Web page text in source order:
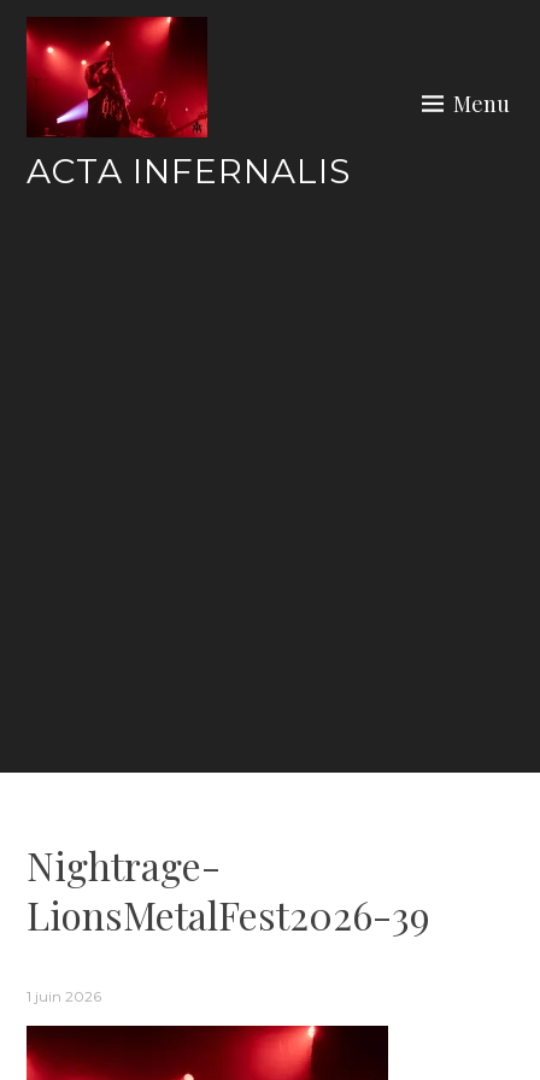
Skip
content
ACTA INFERNALIS
Menu
Nightrage-
LionsMetalFest2026-39
1 juin 2026